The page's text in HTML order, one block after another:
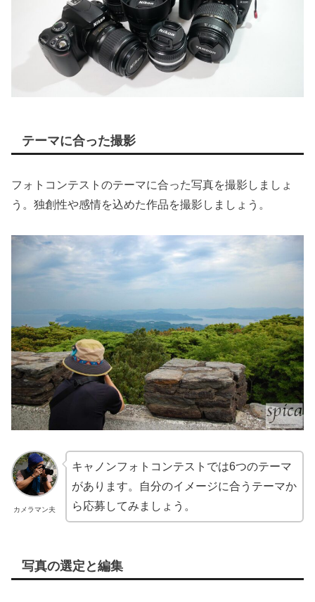
テーマに合った撮影
フォトコンテストのテーマに合った写真を撮影しましょ
う。独創性や感情を込めた作品を撮影しましょう。
カメラマン夫
キャノンフォトコンテストでは6つのテーマ
があります。自分のイメージに合うテーマか
ら応募してみましょう。
写真の選定と編集